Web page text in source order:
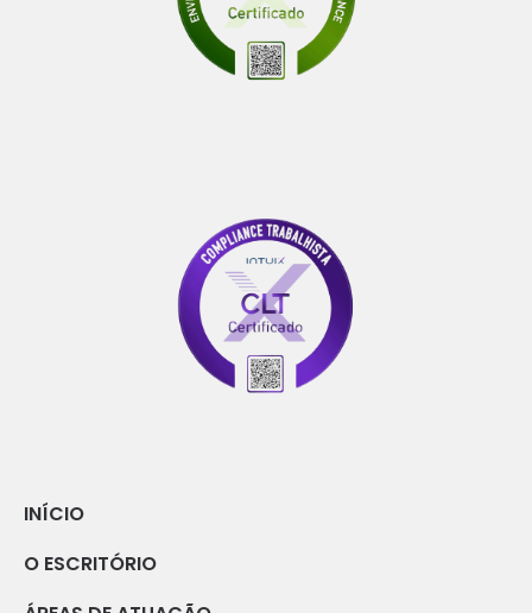
INÍCIO
O ESCRITÓRIO